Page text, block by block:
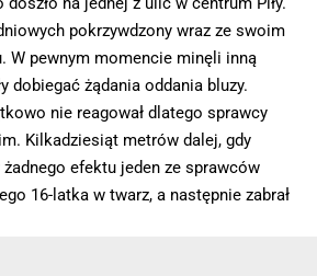
pokrzywdzony wraz ze swoim
W pewnym momencie minęli inną
dobiegać żądania oddania bluzy.
nie reagował dlatego sprawcy
Kilkadziesiąt metrów dalej, gdy
żadnego efektu jeden ze sprawców
16-latka w twarz, a następnie zabrał